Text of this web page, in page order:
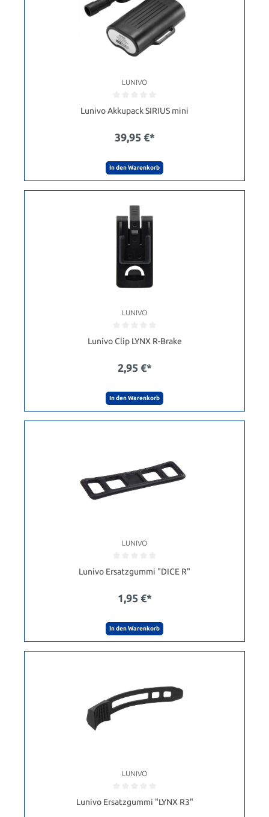
LUNIVO
Lunivo Akkupack SIRIUS mini
39,95 €*
In den Warenkorb
LUNIVO
Lunivo Clip LYNX R-Brake
2,95 €*
In den Warenkorb
LUNIVO
Lunivo Ersatzgummi "DICE R"
1,95 €*
In den Warenkorb
LUNIVO
Lunivo Ersatzgummi "LYNX R3"